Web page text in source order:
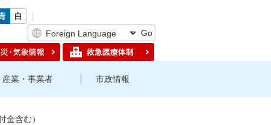
Go
産業・事業者 市政情報
金含む）